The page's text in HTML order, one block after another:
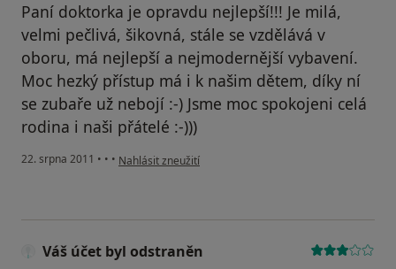
Paní doktorka je opravdu nejlepší!!! Je milá,
velmi pečlivá, šikovná, stále se vzdělává v
oboru, má nejlepší a nejmodernější vybavení.
Moc hezký přístup má i k našim dětem, díky ní
se zubaře už nebojí :-) Jsme moc spokojeni celá
rodina i naši přátelé :-)))
22. srpna 2011 • • • podle názoru uživatele Váš účet byl odstraněn
Nahlásit zneužití
Váš účet byl odstraněn